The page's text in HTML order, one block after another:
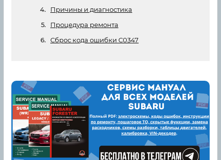
Причины и диагностика
Процедура ремонта
Сброс кода ошибки C0347